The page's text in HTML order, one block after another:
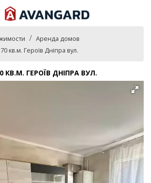
Аренда домов
кв.м. Героїв Дніпра вул.
ГЕРОЇВ ДНІПРА ВУЛ.